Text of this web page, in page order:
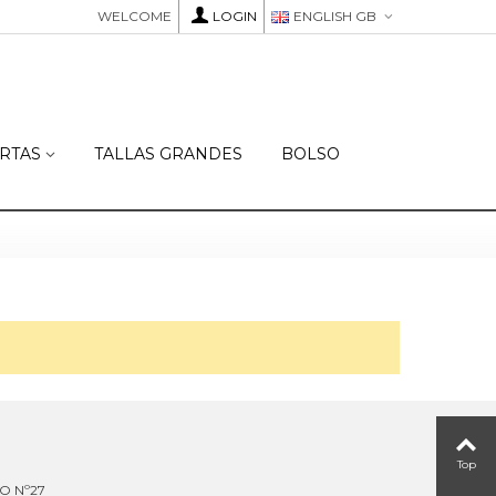
ENGLISH GB
LOGIN
WELCOME
TALLAS GRANDES
BOLSO
Nº27
Top